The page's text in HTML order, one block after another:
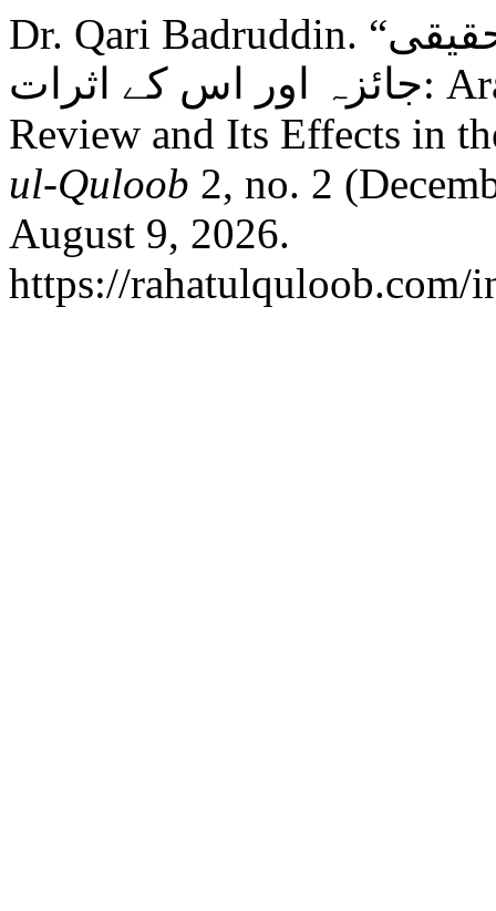
Dr. Qari Badruddin. “برصغیر میں عربی ادب کا تحقیقی
جائزہ اور اس کے اثرات: Arabic Literature’s Research
Review and Its Effects in
ul-Quloob 2, no. 2
August 9, 2026.
https://rahatulquloob.com/